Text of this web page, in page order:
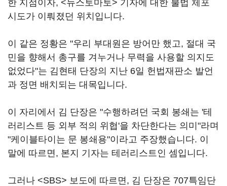
한 지점이자, <뉴스토마토> 기자에 대한 불법 체포
시도가 이뤄졌던 위치입니다.
이 같은 정황은 "우리 부대원은 방어만 했고, 절대 국
민을 향해서 총구를 겨누거나 무력을 사용할 의지도
없었다"는 김현태 단장의 지난 6일 헌법재판소 발언
과 정면 배치되는 대목입니다.
이 자리에서 김 단장은 "수행하려던 국회 봉쇄는 '테
러리스트 등 외부 적의 위협'을 차단한다는 의미"라며
"케이블타이는 문 봉쇄용"이라고 주장했습니다. 이
말에 따르면, 본지 기자는 테러리스트인 셈입니다.
그러나 <SBS> 보도에 따르면, 김 단장은 707특임단